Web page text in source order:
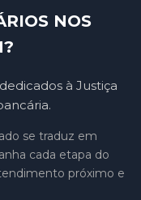
NOS
à Justiça
se traduz em
cada etapa do
próximo e